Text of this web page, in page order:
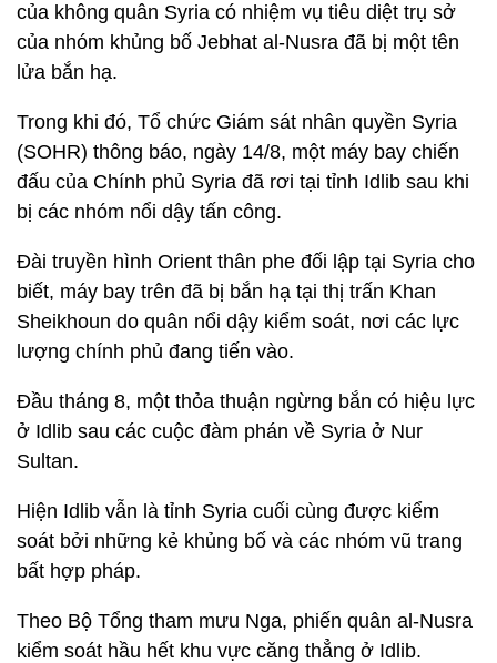
của không quân Syria có nhiệm vụ tiêu diệt trụ sở
của nhóm khủng bố Jebhat al-Nusra đã bị một tên
lửa bắn hạ.
Trong khi đó, Tổ chức Giám sát nhân quyền Syria
(SOHR) thông báo, ngày 14/8, một máy bay chiến
đấu của Chính phủ Syria đã rơi tại tỉnh Idlib sau khi
bị các nhóm nổi dậy tấn công.
Đài truyền hình Orient thân phe đối lập tại Syria cho
biết, máy bay trên đã bị bắn hạ tại thị trấn Khan
Sheikhoun do quân nổi dậy kiểm soát, nơi các lực
lượng chính phủ đang tiến vào.
Đầu tháng 8, một thỏa thuận ngừng bắn có hiệu lực
ở Idlib sau các cuộc đàm phán về Syria ở Nur
Sultan.
Hiện Idlib vẫn là tỉnh Syria cuối cùng được kiểm
soát bởi những kẻ khủng bố và các nhóm vũ trang
bất hợp pháp.
Theo Bộ Tổng tham mưu Nga, phiến quân al-Nusra
kiểm soát hầu hết khu vực căng thẳng ở Idlib.